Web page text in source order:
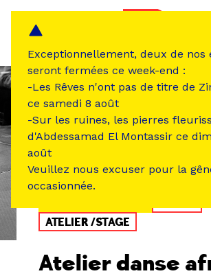
ATELIER /STAGE
Atelier danse
Exceptionnellement, deux de nos
seront fermées ce week-end :
-Les Rêves n'ont pas de titre de
ce samedi 8 août
-Sur les ruines, les pierres
d'Abdessamad El Montassir ce
août
Veuillez nous excuser pour la
occasionnée.
Panneau de gestion des cookies